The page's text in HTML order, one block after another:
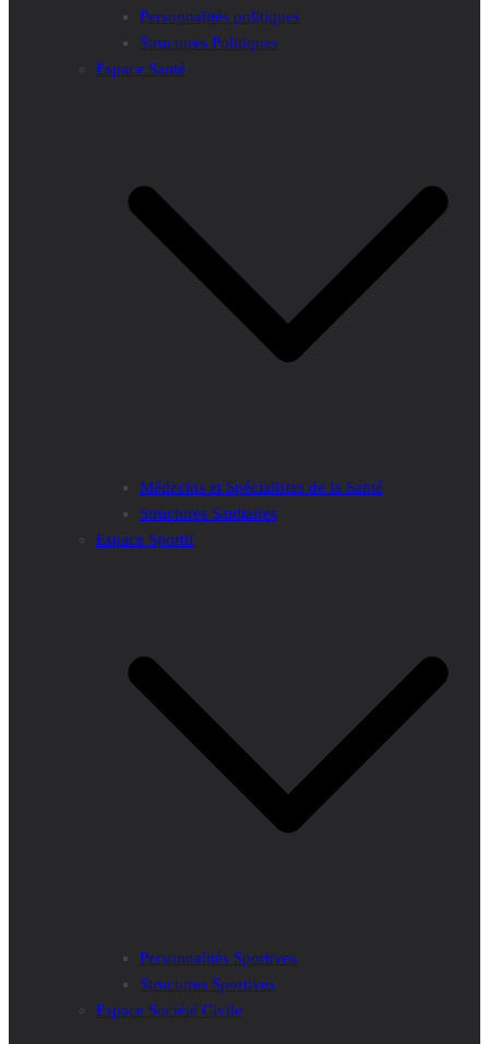
Personnalités politiques
Structures Politiques
Espace Santé
Médecins et Spécialistes de la Santé
Structures Sanitaires
Espace Sportif
Personnalités Sportives
Structures Sportives
Espace Société Civile